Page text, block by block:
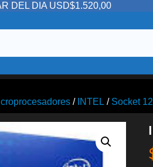
DEL DIA USD$1.520,00
/ INTEL / Socket